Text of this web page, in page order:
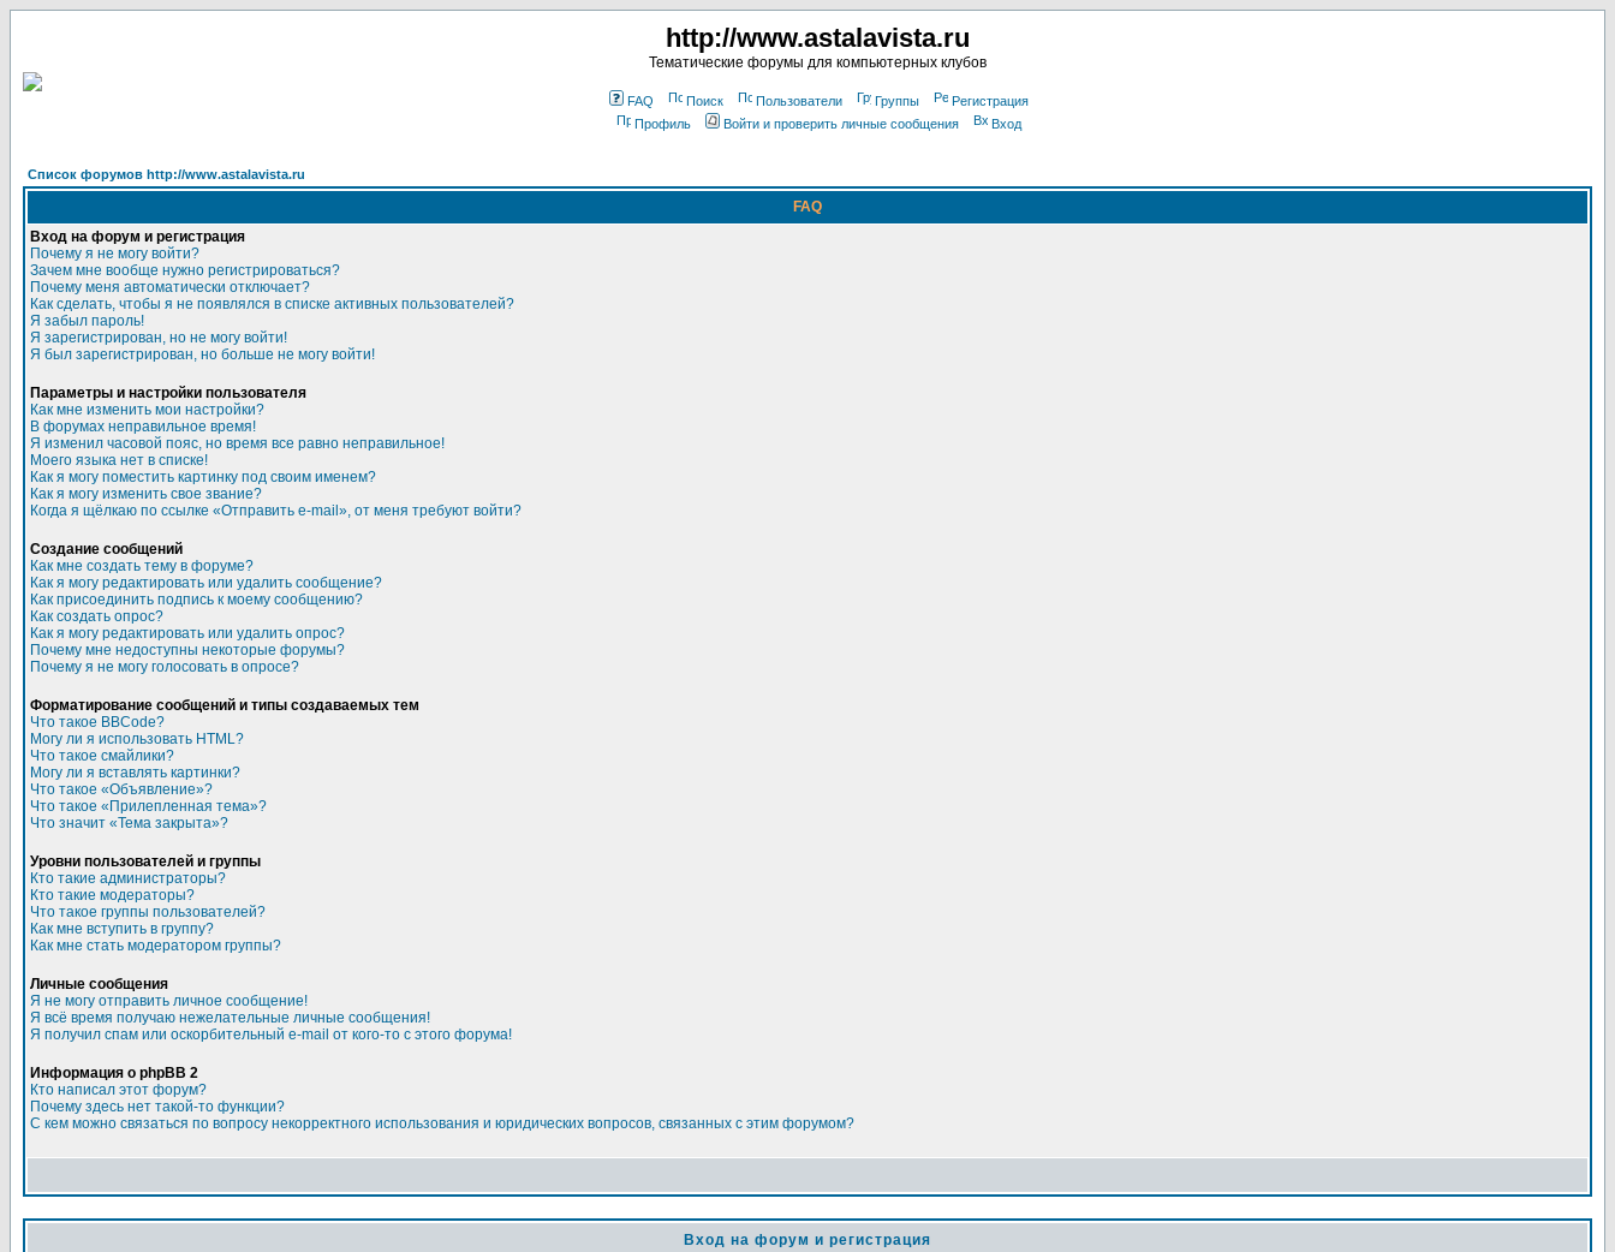
http://www.astalavista.ru
Тематические форумы для компьютерных клубов
FAQ Поиск Пользователи Группы
Регистрация
Профиль
Войти и проверить личные сообщения Вход
Список форумов http://www.astalavista.ru
FAQ
Вход на форум и регистрация
Почему я не могу войти?
Зачем мне вообще нужно регистрироваться?
Почему меня автоматически отключает?
Как сделать, чтобы я не появлялся в списке активных пользователей?
Я забыл пароль!
Я зарегистрирован, но не могу войти!
Я был зарегистрирован, но больше не могу войти!
Параметры и настройки пользователя
Как мне изменить мои настройки?
В форумах неправильное время!
Я изменил часовой пояс, но время все равно неправильное!
Моего языка нет в списке!
Как я могу поместить картинку под своим именем?
Как я могу изменить свое звание?
Когда я щёлкаю по ссылке «Отправить e-mail», от меня требуют войти?
Создание сообщений
Как мне создать тему в форуме?
Как я могу редактировать или удалить сообщение?
Как присоединить подпись к моему сообщению?
Как создать опрос?
Как я могу редактировать или удалить опрос?
Почему мне недоступны некоторые форумы?
Почему я не могу голосовать в опросе?
Форматирование сообщений и типы создаваемых тем
Что такое BBCode?
Могу ли я использовать HTML?
Что такое смайлики?
Могу ли я вставлять картинки?
Что такое «Объявление»?
Что такое «Прилепленная тема»?
Что значит «Тема закрыта»?
Уровни пользователей и группы
Кто такие администраторы?
Кто такие модераторы?
Что такое группы пользователей?
Как мне вступить в группу?
Как мне стать модератором группы?
Личные сообщения
Я не могу отправить личное сообщение!
Я всё время получаю нежелательные личные сообщения!
Я получил спам или оскорбительный e-mail от кого-то с этого форума!
Информация о phpBB 2
Кто написал этот форум?
Почему здесь нет такой-то функции?
С кем можно связаться по вопросу некорректного использования и юридических вопросов, связанных с этим форумом?
Вход на форум и регистрация